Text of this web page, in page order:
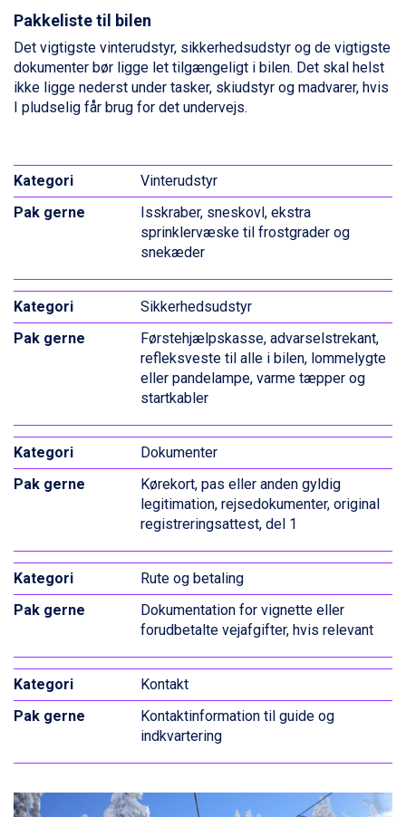
Champoluc fra DKK 3.795
Sestriere fra DKK 4.395
Fieberbrunn fra DKK 6.145
Wagrain fra DKK 4.645
Ischgl fra DKK 7.095
St. Anton fra DKK 7.245
Canazei fra DKK 4.745
Ponte di Legno fra DKK 4.745
Bad Gastein fra DKK 4.195
Alleghe fra DKK 5.595
Sauze dOulx fra DKK 4.045
La Thuile fra DKK 4.595
Val Thorens fra DKK 5.395
Cervinia fra DKK 5.295
Passo Tonale fra DKK 3.795
Saalbach fra DKK 5.945
Sölden fra DKK 8.445
Bad Hofgastein fra DKK 5.495
Champoluc fra DKK 3.795
Sestriere fra DKK 4.395
Fieberbrunn fra DKK 6.145
Wagrain fra DKK 4.645
Ischgl fra DKK 7.095
St. Anton fra DKK 7.245
Zell am See fra DKK 4.095
Livigno fra DKK 4.145
Canazei fra DKK 4.745
Ponte di Legno fra DKK 4.745
Bad Gastein fra DKK 4.195
Sauze dOulx fra DKK 4.045
Arabba fra DKK 7.045
La Thuile fra DKK 4.595
Val Thorens fra DKK 5.395
Passo Tonale fra DKK 3.795
Sölden fra DKK 8.445
Pakkeliste til bilen
Det vigtigste vinterudstyr, sikkerhedsudstyr og de vigtigste
dokumenter bør ligge let tilgængeligt i bilen. Det skal helst
ikke ligge nederst under tasker, skiudstyr og madvarer, hvis
I pludselig får brug for det undervejs.
Vinterudstyr
Isskraber, sneskovl, ekstra
sprinklervæske til frostgrader og
snekæder
Sikkerhedsudstyr
Førstehjælpskasse, advarselstrekant,
refleksveste til alle i bilen, lommelygte
eller pandelampe, varme tæpper og
startkabler
Dokumenter
Kørekort, pas eller anden gyldig
legitimation, rejsedokumenter, original
registreringsattest, del 1
Rute og betaling
Dokumentation for vignette eller
forudbetalte vejafgifter, hvis relevant
Kontakt
Kontaktinformation til guide og
indkvartering